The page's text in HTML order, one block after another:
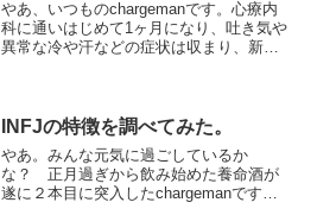
やあ、いつものchargemanです。心療内
科に通いはじめて1ヶ月になり、吐き気や
異常な冷や汗などの症状は収まり、新し
引きこもり三昧...
INFJの特徴を調べてみた。
やあ。みんな元気に過ごしているか
な？ 正月過ぎから飲み始めた養命酒が
遂に２本目に突入したchargemanです。